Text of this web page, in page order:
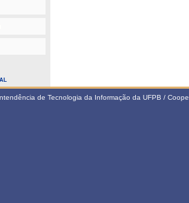
de Tecnologia da Informação da UFPB /